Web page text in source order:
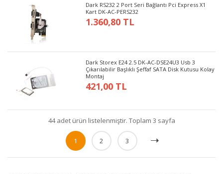
Dark RS232 2 Port Seri Bağlantı Pci Express X1
Kart DK-AC-PERS232
1.360,80 TL
Dark Storex E24 2.5 DK-AC-DSE24U3 Usb 3
Çıkarılabilir Başlıklı Şeffaf SATA Disk Kutusu Kolay
Montaj
421,00 TL
44 adet ürün listelenmiştir. Toplam 3 sayfa
1 2 3